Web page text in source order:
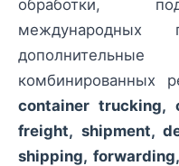
обработки,
международных
комбинированных
container trucking,
freight, shipment,
shipping,